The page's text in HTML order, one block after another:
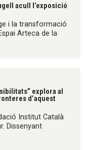
acull l’exposició
i la transformació
Arteca de la
explora al
d’aquest
Institut Català
Dissenyant